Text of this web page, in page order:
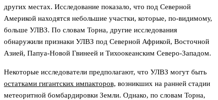
других местах. Исследование показало, что под Северной
Америкой находятся небольшие участки, которые, по-видимому,
больше УЛВЗ. По словам Торна, другие исследования
обнаружили признаки УЛВЗ под Северной Африкой, Восточной
Азией, Папуа-Новой Гвинеей и Тихоокеанским Северо-Западом.
Некоторые исследователи предполагают, что УЛВЗ могут быть
остатками гигантских импакторов, возникших на ранней стадии
метеоритной бомбардировки Земли. Однако, по словам Торна,